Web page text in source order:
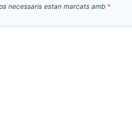
necessaris estan marcats amb *